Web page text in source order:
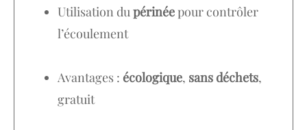
Utilisation dupérinéepour contrôler
l’écoulement
Avantages : écologique, sans déchets,
gratuit